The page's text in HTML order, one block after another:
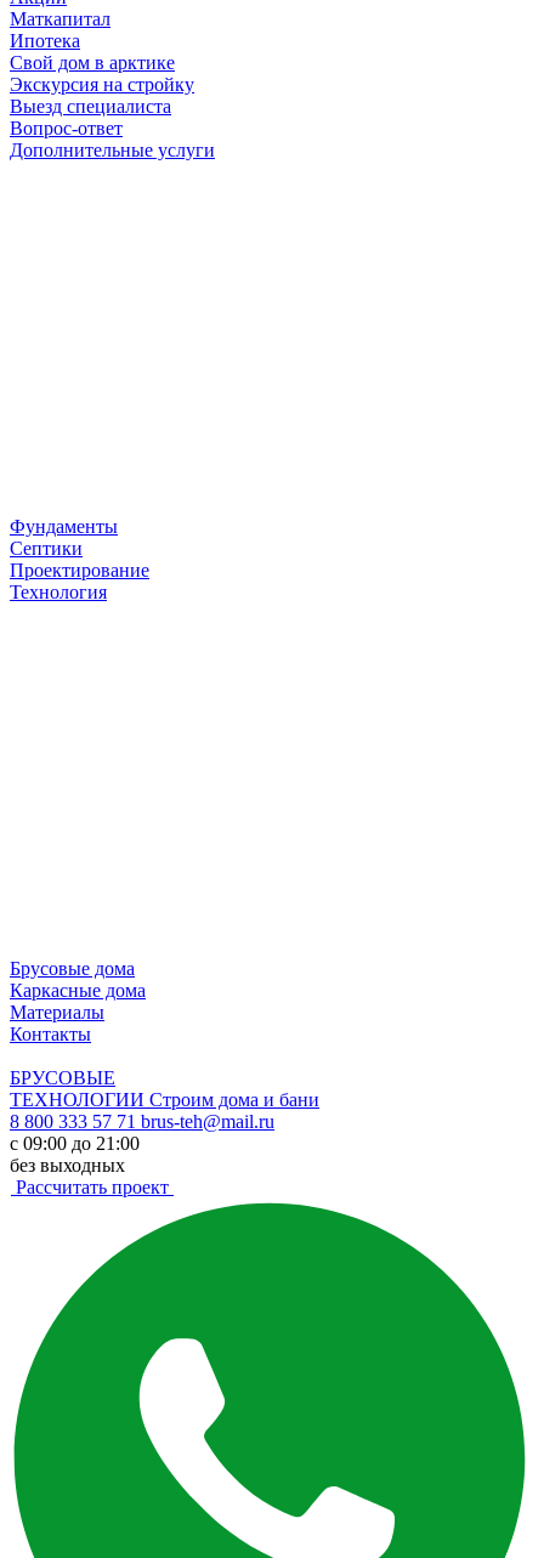
Маткапитал
Ипотека
Свой дом в арктике
Экскурсия на стройку
Выезд специалиста
Вопрос-ответ
Дополнительные услуги
Фундаменты
Септики
Проектирование
Технология
Брусовые дома
Каркасные дома
Материалы
Контакты
БРУСОВЫЕ
ТЕХНОЛОГИИ Строим дома и бани
8 800 333 57 71 brus-teh@mail.ru
с 09:00 до 21:00
без выходных
Рассчитать проект